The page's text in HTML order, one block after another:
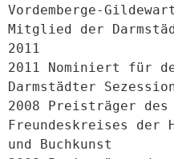
Vordemberge-Gildewart
Mitglied der
2011
2011 Nominiert für
Darmstädter
2008 Preisträger
Freundeskreises der
und Buchkunst